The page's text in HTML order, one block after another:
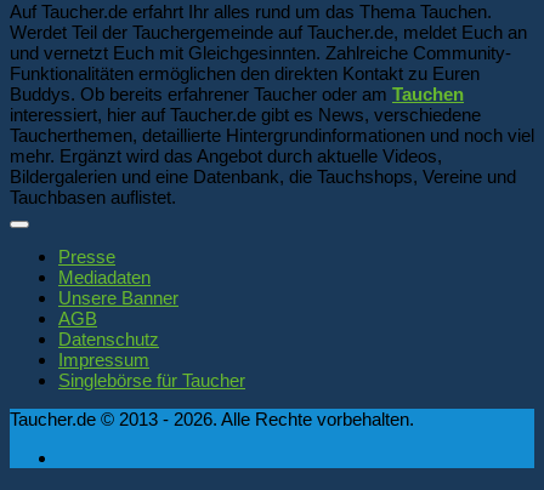
Auf Taucher.de erfahrt Ihr alles rund um das Thema Tauchen.
Werdet Teil der Tauchergemeinde auf Taucher.de, meldet Euch an
und vernetzt Euch mit Gleichgesinnten. Zahlreiche Community-
Funktionalitäten ermöglichen den direkten Kontakt zu Euren
Buddys. Ob bereits erfahrener Taucher oder am Tauchen
interessiert, hier auf Taucher.de gibt es News, verschiedene
Taucherthemen, detaillierte Hintergrundinformationen und noch viel
mehr. Ergänzt wird das Angebot durch aktuelle Videos,
Bildergalerien und eine Datenbank, die Tauchshops, Vereine und
Tauchbasen auflistet.
Presse
Mediadaten
Unsere Banner
AGB
Datenschutz
Impressum
Singlebörse für Taucher
Taucher.de © 2013 - 2026. Alle Rechte vorbehalten.